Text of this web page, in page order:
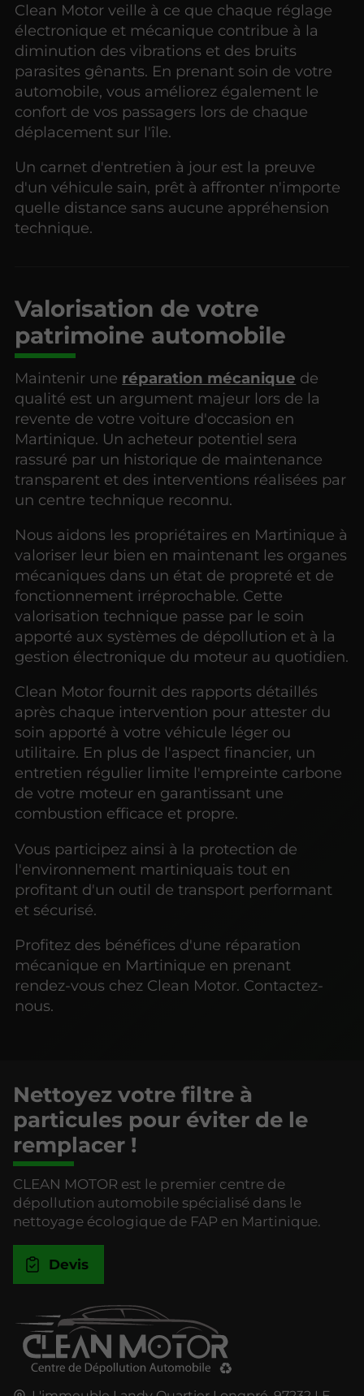
Clean Motor veille à ce que chaque réglage
électronique et mécanique contribue à la
diminution des vibrations et des bruits
parasites gênants. En prenant soin de votre
automobile, vous améliorez également le
confort de vos passagers lors de chaque
déplacement sur l'île.
Un carnet d'entretien à jour est la preuve
d'un véhicule sain, prêt à affronter n'importe
quelle distance sans aucune appréhension
technique.
Valorisation de votre
patrimoine automobile
Maintenir une réparation mécanique de
qualité est un argument majeur lors de la
revente de votre voiture d'occasion en
Martinique. Un acheteur potentiel sera
rassuré par un historique de maintenance
transparent et des interventions réalisées par
un centre technique reconnu.
Nous aidons les propriétaires en Martinique à
valoriser leur bien en maintenant les organes
mécaniques dans un état de propreté et de
fonctionnement irréprochable. Cette
valorisation technique passe par le soin
apporté aux systèmes de dépollution et à la
gestion électronique du moteur au quotidien.
Clean Motor fournit des rapports détaillés
après chaque intervention pour attester du
soin apporté à votre véhicule léger ou
utilitaire. En plus de l'aspect financier, un
entretien régulier limite l'empreinte carbone
de votre moteur en garantissant une
combustion efficace et propre.
Vous participez ainsi à la protection de
l'environnement martiniquais tout en
profitant d'un outil de transport performant
et sécurisé.
Profitez des bénéfices d'une réparation
mécanique en Martinique en prenant
rendez-vous chez Clean Motor. Contactez-
nous.
Nettoyez votre filtre à
particules pour éviter de le
remplacer !
CLEAN MOTOR est le premier centre de
dépollution automobile spécialisé dans le
nettoyage écologique de FAP en Martinique.
Devis